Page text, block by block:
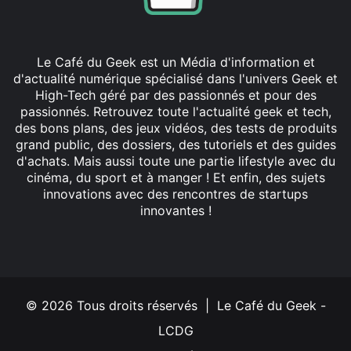
Le Café du Geek est un Média d'information et
d'actualité numérique spécialisé dans l'univers Geek et
High-Tech géré par des passionnés et pour des
passionnés. Retrouvez toute l'actualité geek et tech,
des bons plans, des jeux vidéos, des tests de produits
grand public, des dossiers, des tutoriels et des guides
d'achats. Mais aussi toute une partie lifestyle avec du
cinéma, du sport et à manger ! Et enfin, des sujets
innovations avec des rencontres de startups
innovantes !
© 2026 Tous droits réservés | Le Café du Geek -
LCDG